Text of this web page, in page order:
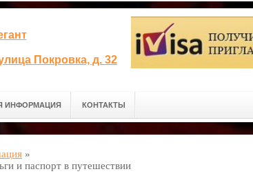
Покровка, д. 32
ИНФОРМАЦИЯ КОНТАКТЫ
»
и паспорт в путешествии